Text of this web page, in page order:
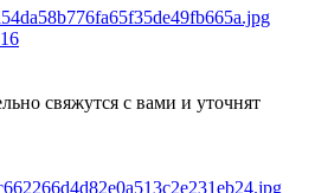
свяжутся с вами и уточнят